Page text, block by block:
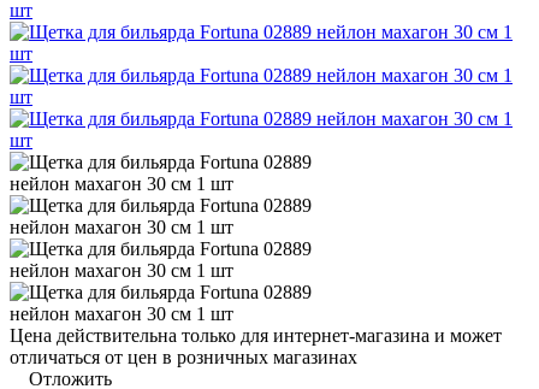
Цена действительна только для интернет-магазина и может
отличаться от цен в розничных магазинах
Отложить